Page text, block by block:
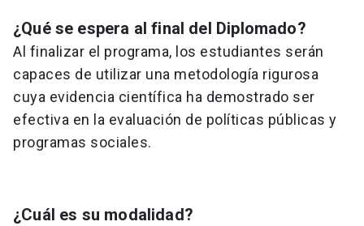
¿Qué se espera al final del Diplomado?
Al finalizar el programa, los estudiantes serán
capaces de utilizar una metodología rigurosa
cuya evidencia científica ha demostrado ser
efectiva en la evaluación de políticas públicas y
programas sociales.
¿Cuál es su modalidad?